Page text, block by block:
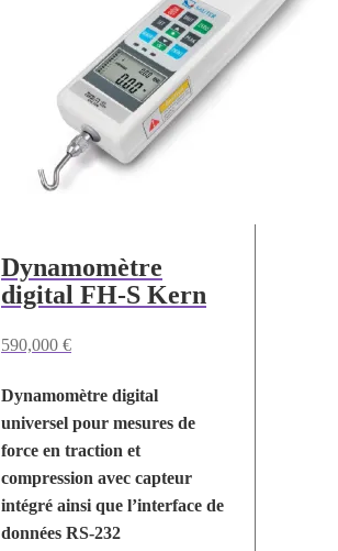
Les
options
peuvent
être
choisies
sur
produit
Dynamomètre
digital FH-S Kern
590,000 €
Dynamomètre digital
universel pour mesures de
force en traction et
compression avec capteur
intégré ainsi que l’interface de
données RS-232